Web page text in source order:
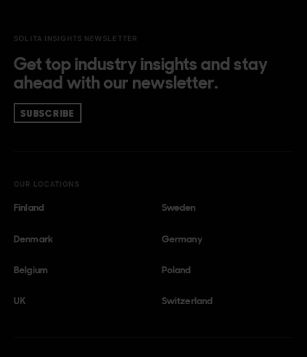
SOLITA INSIGHTS NEWSLETTER
Get top industry insights and stay
ahead with our newsletter.
SUBSCRIBE
OUR LOCATIONS
Finland Sweden
Denmark Germany
Belgium Poland
UK Switzerland